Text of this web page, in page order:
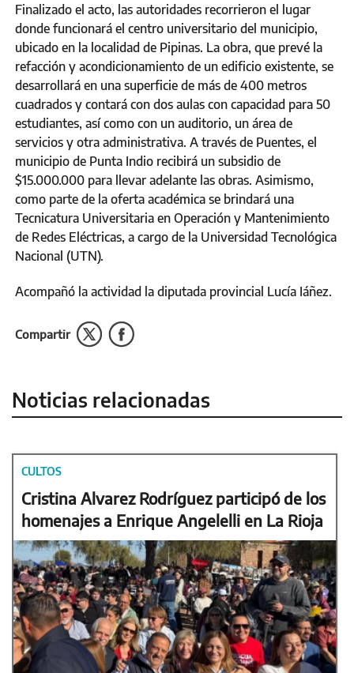
Finalizado el acto, las autoridades recorrieron el lugar
donde funcionará el centro universitario del municipio,
ubicado en la localidad de Pipinas. La obra, que prevé la
refacción y acondicionamiento de un edificio existente, se
desarrollará en una superficie de más de 400 metros
cuadrados y contará con dos aulas con capacidad para 50
estudiantes, así como con un auditorio, un área de
servicios y otra administrativa. A través de Puentes, el
municipio de Punta Indio recibirá un subsidio de
$15.000.000 para llevar adelante las obras. Asimismo,
como parte de la oferta académica se brindará una
Tecnicatura Universitaria en Operación y Mantenimiento
de Redes Eléctricas, a cargo de la Universidad Tecnológica
Nacional (UTN).
Acompañó la actividad la diputada provincial Lucía Iáñez.
Compartir
Noticias relacionadas
CULTOS
Cristina Alvarez Rodríguez participó de los
homenajes a Enrique Angelelli en La Rioja